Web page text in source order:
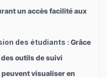
un accès facilité aux
des étudiants : Grâce
outils de suivi
visualiser en